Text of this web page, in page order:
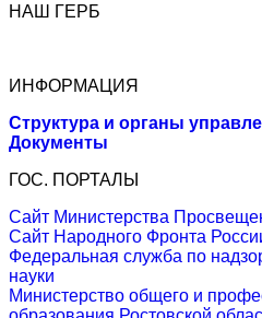
НАШ ГЕРБ
ИНФОРМАЦИЯ
Структура и органы
Документы
ГОС. ПОРТАЛЫ
Сайт Министерства
Сайт Народного Фронта
Федеральная служба по
науки
Министерство общего и